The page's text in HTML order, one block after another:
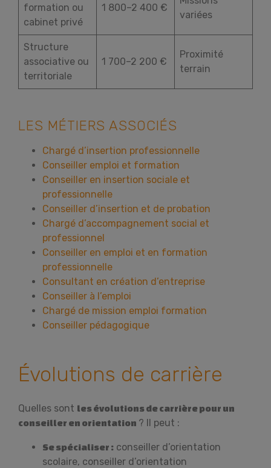
formation ou
cabinet privé
1 800–2 400 €
variées
Structure
associative ou
territoriale
1 700–2 200 €
Proximité
terrain
LES MÉTIERS ASSOCIÉS
Chargé d’insertion professionnelle
Conseiller emploi et formation
Conseiller en insertion sociale et
professionnelle
Conseiller d’insertion et de probation
Chargé d’accompagnement social et
professionnel
Conseiller en emploi et en formation
professionnelle
Consultant en création d’entreprise
Conseiller à l’emploi
Chargé de mission emploi formation
Conseiller pédagogique
Évolutions de carrière
Quelles sont les évolutions de carrière pour un
conseiller en orientation ? Il peut :
Se spécialiser : conseiller d’orientation
scolaire, conseiller d’orientation